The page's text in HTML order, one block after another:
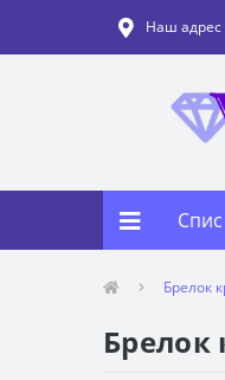
Наш адрес
Брелок
Брелок